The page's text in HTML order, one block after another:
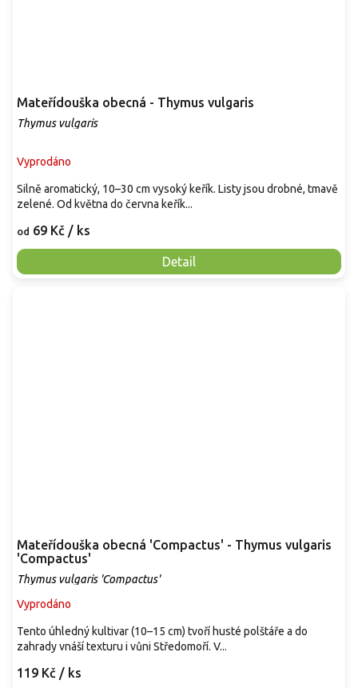
Mateřídouška obecná - Thymus vulgaris
Thymus vulgaris
Vyprodáno
od 69 Kč / ks
Detail
Silně aromatický, 10–30 cm vysoký keřík. Listy jsou drobné, tmavě
zelené. Od května do června keřík...
Mateřídouška obecná 'Compactus' - Thymus vulgaris
'Compactus'
Thymus vulgaris 'Compactus'
Vyprodáno
119 Kč / ks
Tento úhledný kultivar (10–15 cm) tvoří husté polštáře a do
zahrady vnáší texturu i vůni Středomoří. V...